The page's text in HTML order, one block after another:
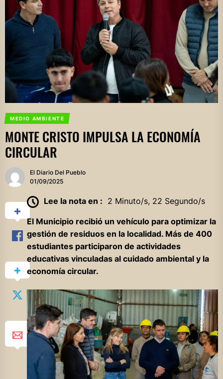
MEDIO AMBIENTE
MONTE CRISTO IMPULSA LA ECONOMÍA
CIRCULAR
El Diario Del Pueblo
01/09/2025
Lee la nota en : 2 Minuto/s, 22 Segundo/s
El Municipio recibió un vehículo para optimizar la
gestión de residuos en la localidad. Más de 400
estudiantes participaron de actividades
educativas vinculadas al cuidado ambiental y la
economía circular.